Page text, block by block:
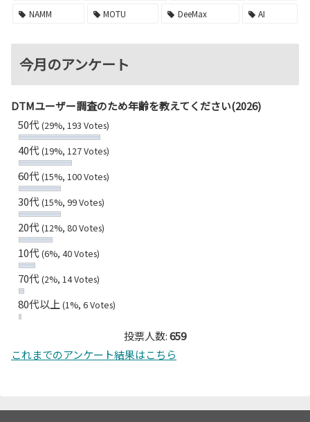
NAMM
MOTU DeeMax AI
今月のアンケート
DTMユーザー調査のため年齢を教えてください(2026)
50代(29%, 193 Votes)
40代(19%, 127 Votes)
60代(15%, 100 Votes)
30代(15%, 99 Votes)
20代(12%, 80 Votes)
10代(6%, 40 Votes)
70代(2%, 14 Votes)
80代以上 (1%, 6 Votes)
投票人数:659
これまでのアンケート結果はこちら